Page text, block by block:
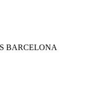
BARCELONA